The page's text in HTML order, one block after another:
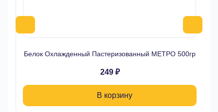
Белок Охлажденный Пастеризованный МЕТРО 500гр
249 ₽
В корзину